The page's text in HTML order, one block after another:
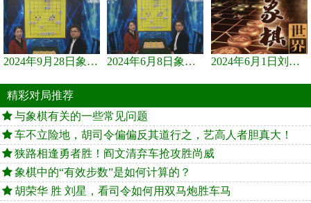
2024年9月28日象棋世界栏目，刘君、蒋川讲解了第九届杨官璘杯象棋... 2024年6月8日象棋世界，刘君、蒋川讲解了第九届杨官璘杯全国象棋... 2024年6月1日刘君、蒋川讲解第三届上海杯象棋大师赛谢靖与李少庚...
精彩对局推荐
与象棋有关的一些常见问题
车不立险地，胡司令偏偏反其道行之，艺高人者胆真大！
狭路相逢勇者胜！阎文清弃车抢攻胜尚威
象棋中的“有效步数”是如何计算的？
胡荣华 胜 刘星，看司令如何用双马炮胜车马